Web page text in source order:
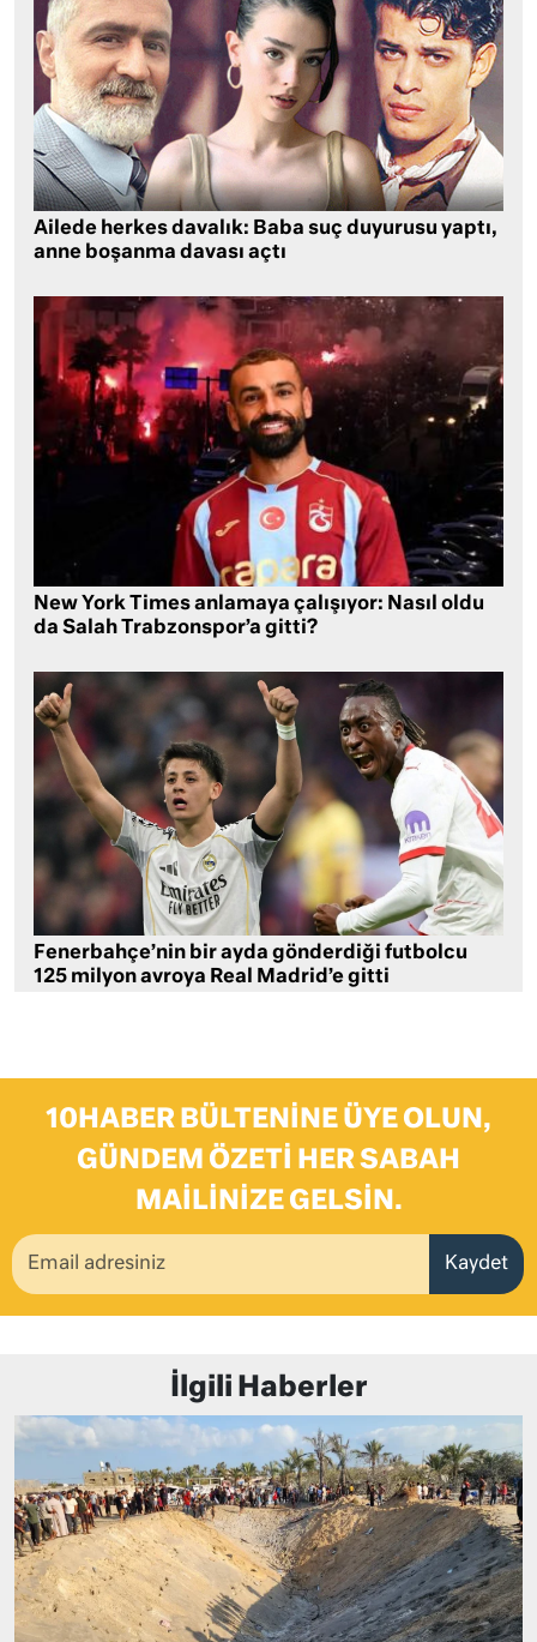
Ailede herkes davalık: Baba suç duyurusu yaptı,
anne boşanma davası açtı
New York Times anlamaya çalışıyor: Nasıl oldu
da Salah Trabzonspor’a gitti?
Fenerbahçe’nin bir ayda gönderdiği futbolcu
125 milyon avroya Real Madrid’e gitti
10HABER BÜLTENINE ÜYE OLUN,
GÜNDEM ÖZETI HER SABAH
MAILINIZE GELSIN.
Kaydet
İlgili Haberler